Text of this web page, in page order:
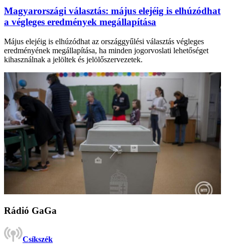
Magyarországi választás: május elejéig is elhúzódhat
a végleges eredmények megállapítása
Május elejéig is elhúzódhat az országgyűlési választás végleges
eredményének megállapítása, ha minden jogorvoslati lehetőséget
kihasználnak a jelöltek és jelölőszervezetek.
Rádió GaGa
Csíkszék